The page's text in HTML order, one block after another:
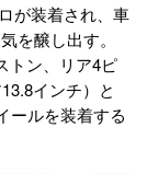
が装着され、車
を醸し出す。
トン、リア4ピ
インチ）と
ールを装着する